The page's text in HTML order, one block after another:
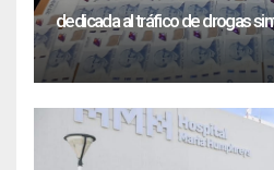
dedicada al tráfico de drogas